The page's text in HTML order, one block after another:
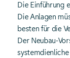
Die Einführung
Die Anlagen
besten für die
Der Neubau-